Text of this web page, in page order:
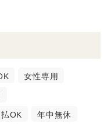
女性専用
OK 年中無休